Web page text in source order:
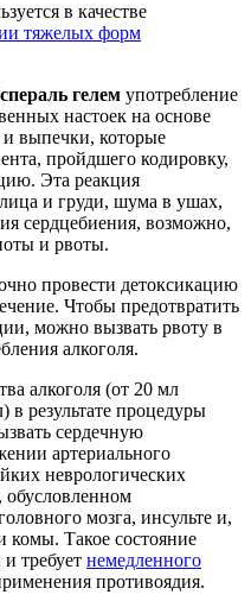
в качестве
тяжелых форм
гелем употребление
настоек на основе
и выпечки, которые
пройдшего кодировку,
Эта реакция
и груди, шума в ушах,
сердцебиения, возможно,
и рвоты.
провести детоксикацию
Чтобы предотвратить
можно вызвать рвоту в
алкоголя.
алкоголя (от 20 мл
в результате процедуры
сердечную
артериального
неврологических
мозга, инсульте и,
комы. Такое состояние
требует немедленного
противоядия.